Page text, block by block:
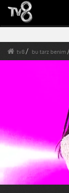
tv8 bu tarz benim